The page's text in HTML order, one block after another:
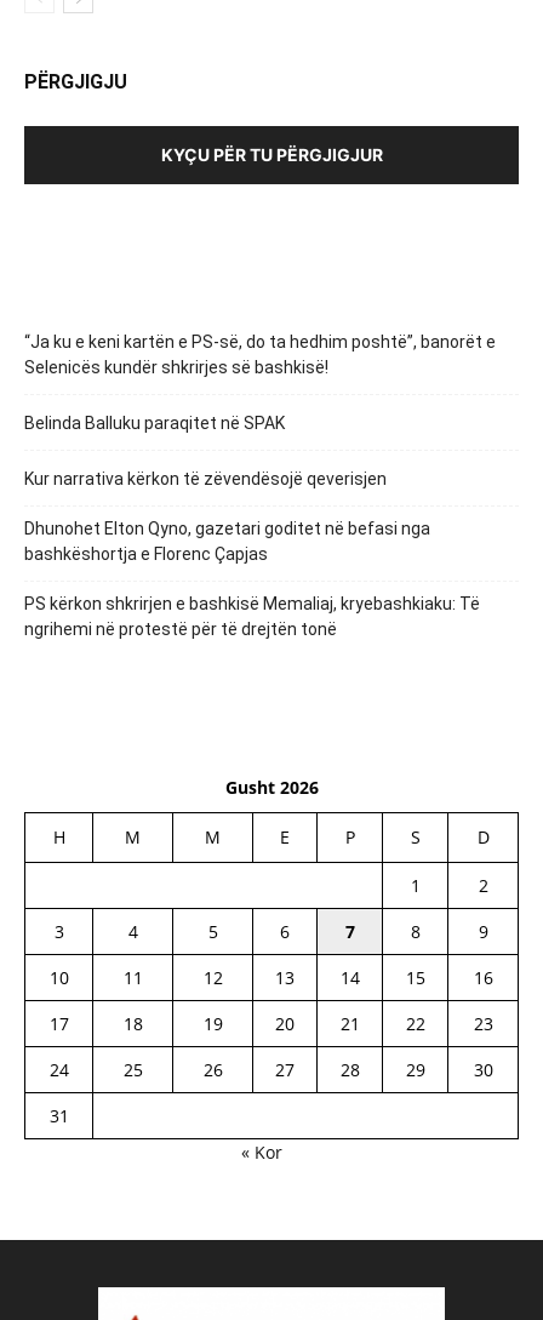
PËRGJIGJU
KYÇU PËR TU PËRGJIGJUR
“Ja ku e keni kartën e PS-së, do ta hedhim poshtë”, banorët e
Selenicës kundër shkrirjes së bashkisë!
Belinda Balluku paraqitet në SPAK
Kur narrativa kërkon të zëvendësojë qeverisjen
Dhunohet Elton Qyno, gazetari goditet në befasi nga
bashkëshortja e Florenc Çapjas
PS kërkon shkrirjen e bashkisë Memaliaj, kryebashkiaku: Të
ngrihemi në protestë për të drejtën tonë
Gusht 2026
H M M E P S D
1
2
3
4 5 6 7 8
9
10
11 12 13 14 15
16
17
18 19 20 21 22
23
24
25 26 27 28 29
30
31
« Kor